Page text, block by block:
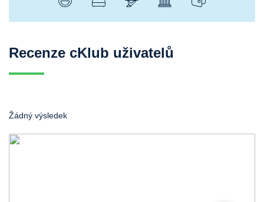
Recenze cKlub uživatelů
Žádný výsledek